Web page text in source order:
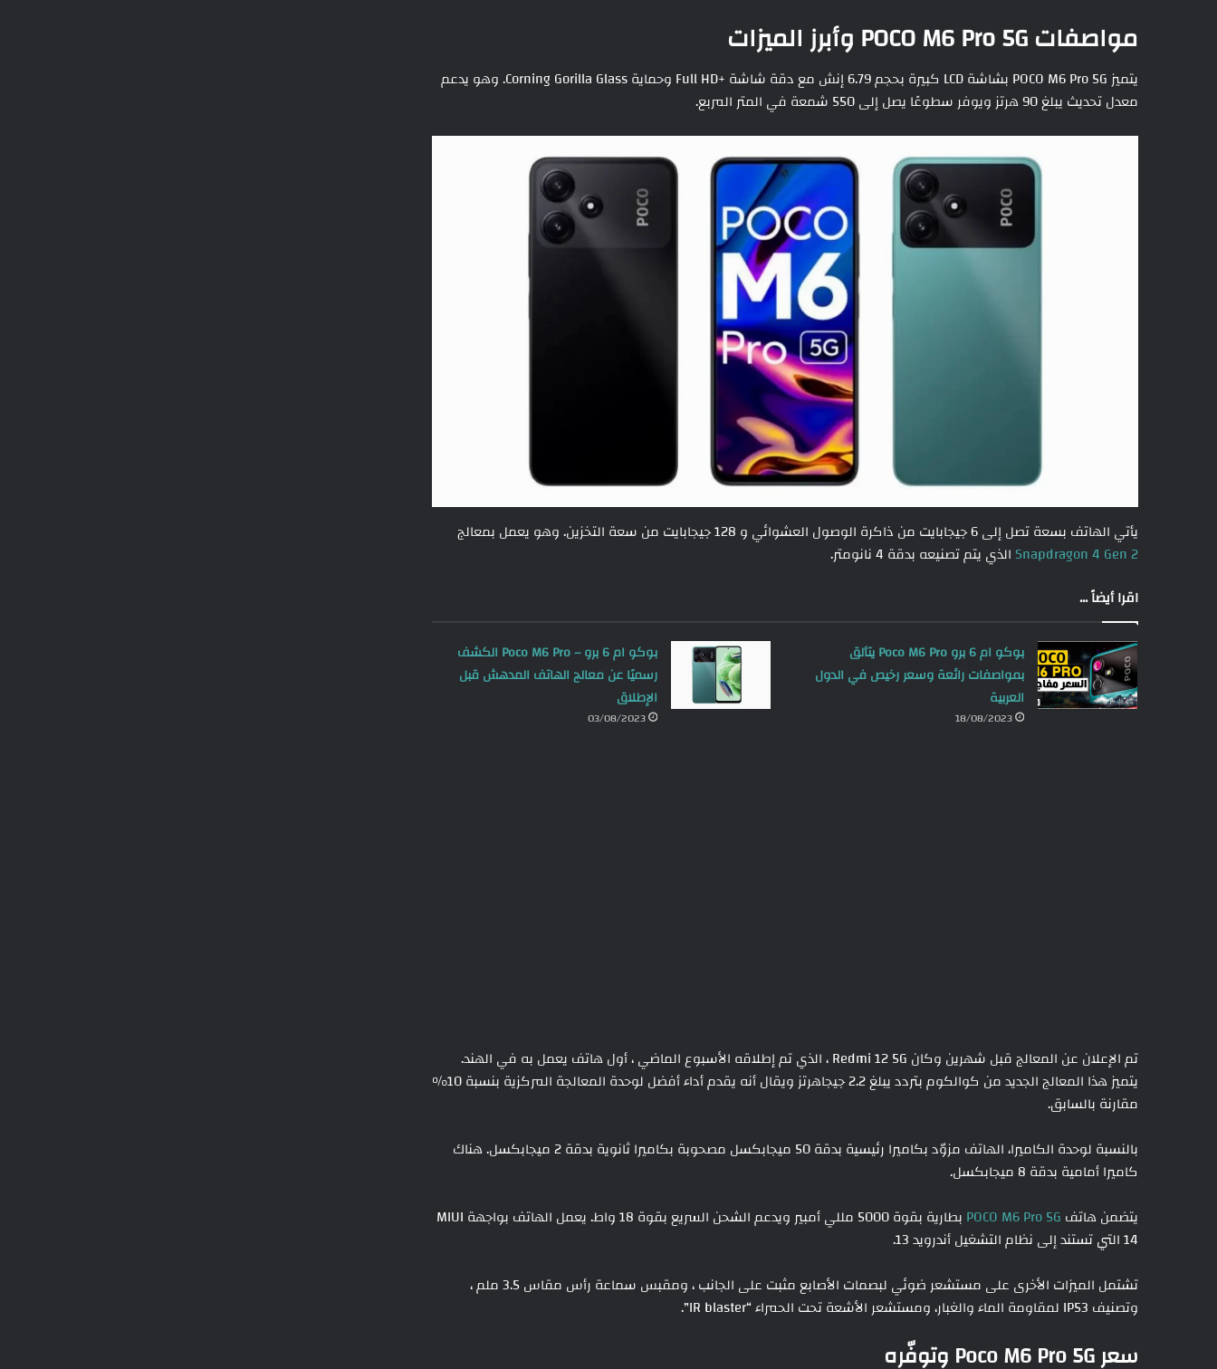
مواصفات POCO M6 Pro 5G وأبرز الميزات
يتميز POCO M6 Pro 5G بشاشة LCD كبيرة بحجم 6.79 إنش مع دقة شاشة +Full HD وحماية Corning Gorilla Glass. وهو يدعم
معدل تحديث يبلغ 90 هرتز ويوفر سطوعًا يصل إلى 550 شمعة في المتر المربع.
يأتي الهاتف بسعة تصل إلى 6 جيجابايت من ذاكرة الوصول العشوائي و 128 جيجابايت من سعة التخزين. وهو يعمل بمعالج
Snapdragon 4 Gen 2 الذي يتم تصنيعه بدقة 4 نانومتر.
اقرا أيضاً ...
بوكو ام 6 برو Poco M6 Pro يتألق
بمواصفات رائعة وسعر رخيص في الدول
العربية
18/08/2023
بوكو ام 6 برو – Poco M6 Pro الكشف
رسميًا عن معالج الهاتف المدهش قبل
الإطلاق
03/08/2023
تم الإعلان عن المعالج قبل شهرين وكان Redmi 12 5G ، الذي تم إطلاقه الأسبوع الماضي ، أول هاتف يعمل به في الهند.
يتميز هذا المعالج الجديد من كوالكوم بتردد يبلغ 2.2 جيجاهرتز ويقال أنه يقدم أداء أفضل لوحدة المعالجة المركزية بنسبة 10٪
مقارنة بالسابق.
بالنسبة لوحدة الكاميرا، الهاتف مزوّد بكاميرا رئيسية بدقة 50 ميجابكسل مصحوبة بكاميرا ثانوية بدقة 2 ميجابكسل. هناك
كاميرا أمامية بدقة 8 ميجابكسل.
يتضمن هاتف POCO M6 Pro 5G
بطارية بقوة 5000 مللي أمبير ويدعم الشحن السريع بقوة 18 واط. يعمل الهاتف بواجهة MIUI
14 التي تستند إلى نظام التشغيل أندرويد 13.
تشتمل الميزات الأخرى على مستشعر ضوئي لبصمات الأصابع مثبت على الجانب ، ومقبس سماعة رأس مقاس 3.5 ملم ،
وتصنيف IP53 لمقاومة الماء والغبار، ومستشعر الأشعة تحت الحمراء “IR blaster”.
سعر Poco M6 Pro 5G وتوفّره